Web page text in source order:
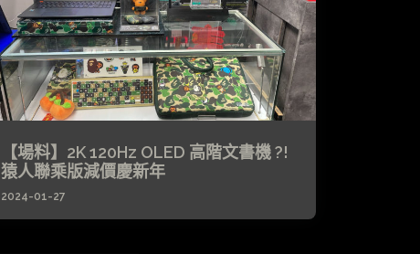
【場料】2K 120Hz OLED 高階文書機 ?!
猿人聯乘版減價慶新年
2024-01-27